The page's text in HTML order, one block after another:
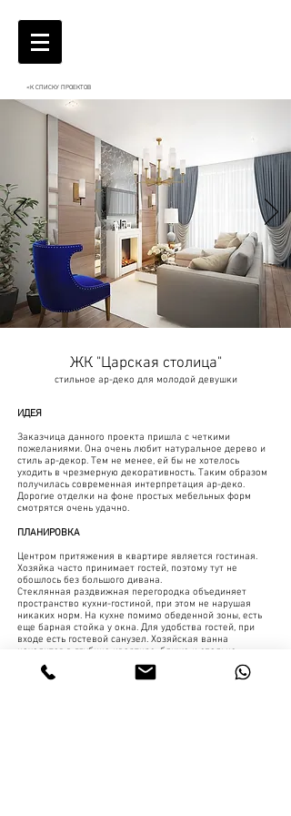
<К СПИСКУ ПРОЕКТОВ
ЖК "Царская столица"
стильное ар-деко для молодой девушки
ИДЕЯ
Заказчица данного проекта пришла с четкими
пожеланиями. Она очень любит натуральное дерево и
стиль ар-декор. Тем не менее, ей бы не хотелось
уходить в чрезмерную декоративность. Таким образом
получилась современная интерпретация ар-деко.
Дорогие отделки на фоне простых мебельных форм
смотрятся очень удачно.
ПЛАНИРОВКА
Центром притяжения в квартире является гостиная.
Хозяйка часто принимает гостей, поэтому тут не
обошлось без большого дивана.
Стеклянная раздвижная перегородка объединяет
пространство кухни-гостиной, при этом не нарушая
никаких норм. На кухне помимо обеденной зоны, есть
еще барная стойка у окна. Для удобства гостей, при
входе есть гостевой санузел. Хозяйская ванна
находится в глубине квартире, ближе к спальне.